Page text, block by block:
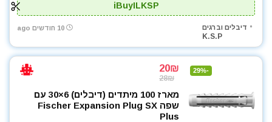
iBuyILKSP
דיבלים וברגים
K.S.P
10 חודשים ago
-29%
20₪
28₪
מארז 100 מיתדים (דיבלים) 6×30 עם
שפה Fischer Expansion Plug SX
Plus